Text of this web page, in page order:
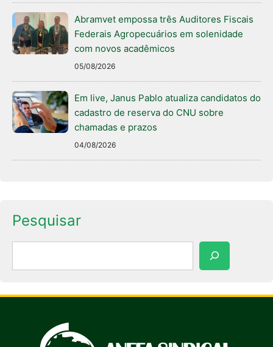
Abramvet empossa três Auditores Fiscais
Federais Agropecuários em solenidade
com novos acadêmicos
05/08/2026
Em live, Janus Pablo atualiza candidatos do
cadastro de reserva do CNU sobre
chamadas e prazos
04/08/2026
Pesquisar